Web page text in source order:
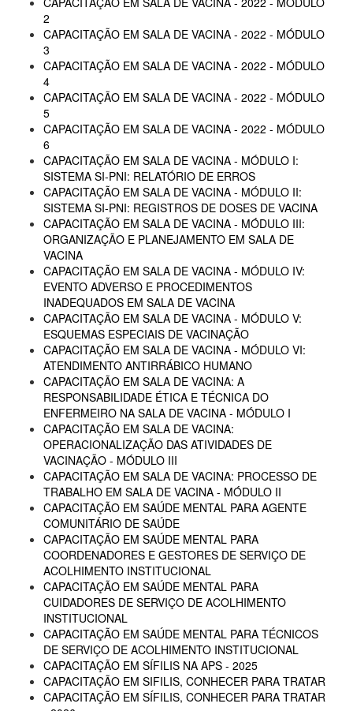
2
CAPACITAÇÃO EM SALA DE VACINA - 2022 - MÓDULO
3
CAPACITAÇÃO EM SALA DE VACINA - 2022 - MÓDULO
4
CAPACITAÇÃO EM SALA DE VACINA - 2022 - MÓDULO
5
CAPACITAÇÃO EM SALA DE VACINA - 2022 - MÓDULO
6
CAPACITAÇÃO EM SALA DE VACINA - MÓDULO I:
SISTEMA SI-PNI: RELATÓRIO DE ERROS
CAPACITAÇÃO EM SALA DE VACINA - MÓDULO II:
SISTEMA SI-PNI: REGISTROS DE DOSES DE VACINA
CAPACITAÇÃO EM SALA DE VACINA - MÓDULO III:
ORGANIZAÇÃO E PLANEJAMENTO EM SALA DE
VACINA
CAPACITAÇÃO EM SALA DE VACINA - MÓDULO IV:
EVENTO ADVERSO E PROCEDIMENTOS
INADEQUADOS EM SALA DE VACINA
CAPACITAÇÃO EM SALA DE VACINA - MÓDULO V:
ESQUEMAS ESPECIAIS DE VACINAÇÃO
CAPACITAÇÃO EM SALA DE VACINA - MÓDULO VI:
ATENDIMENTO ANTIRRÁBICO HUMANO
CAPACITAÇÃO EM SALA DE VACINA: A
RESPONSABILIDADE ÉTICA E TÉCNICA DO
ENFERMEIRO NA SALA DE VACINA - MÓDULO I
CAPACITAÇÃO EM SALA DE VACINA:
OPERACIONALIZAÇÃO DAS ATIVIDADES DE
VACINAÇÃO - MÓDULO III
CAPACITAÇÃO EM SALA DE VACINA: PROCESSO DE
TRABALHO EM SALA DE VACINA - MÓDULO II
CAPACITAÇÃO EM SAÚDE MENTAL PARA AGENTE
COMUNITÁRIO DE SAÚDE
CAPACITAÇÃO EM SAÚDE MENTAL PARA
COORDENADORES E GESTORES DE SERVIÇO DE
ACOLHIMENTO INSTITUCIONAL
CAPACITAÇÃO EM SAÚDE MENTAL PARA
CUIDADORES DE SERVIÇO DE ACOLHIMENTO
INSTITUCIONAL
CAPACITAÇÃO EM SAÚDE MENTAL PARA TÉCNICOS
DE SERVIÇO DE ACOLHIMENTO INSTITUCIONAL
CAPACITAÇÃO EM SÍFILIS NA APS - 2025
CAPACITAÇÃO EM SIFILIS, CONHECER PARA TRATAR
CAPACITAÇÃO EM SÍFILIS, CONHECER PARA TRATAR